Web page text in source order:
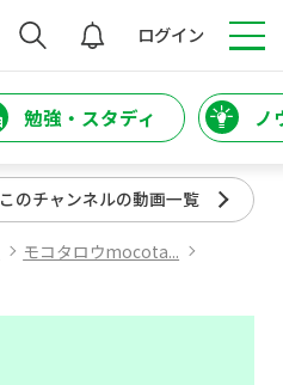
検索 ログイン
勉強・スタディ ノ
このチャンネルの動画一覧
モコタロウmocota...